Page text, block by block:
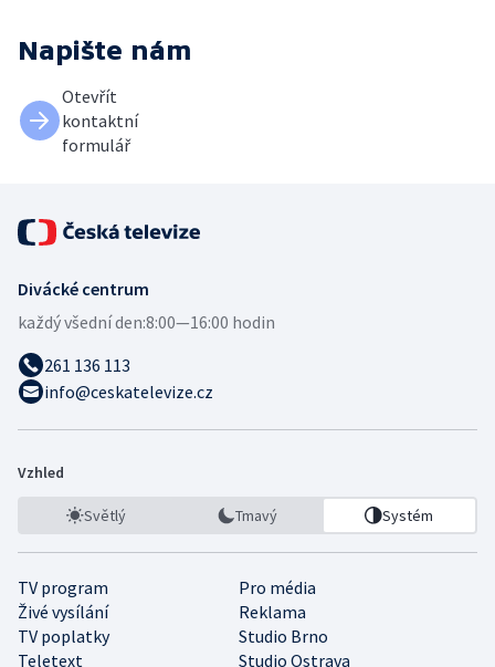
Napište nám
Otevřít
kontaktní
formulář
Divácké centrum
každý všední den:8:00—16:00 hodin
261 136 113
info@ceskatelevize.cz
Vzhled
Světlý Tmavý Systém
TV program
Pro média
Živé vysílání
Reklama
TV poplatky
Studio Brno
Teletext
Studio Ostrava